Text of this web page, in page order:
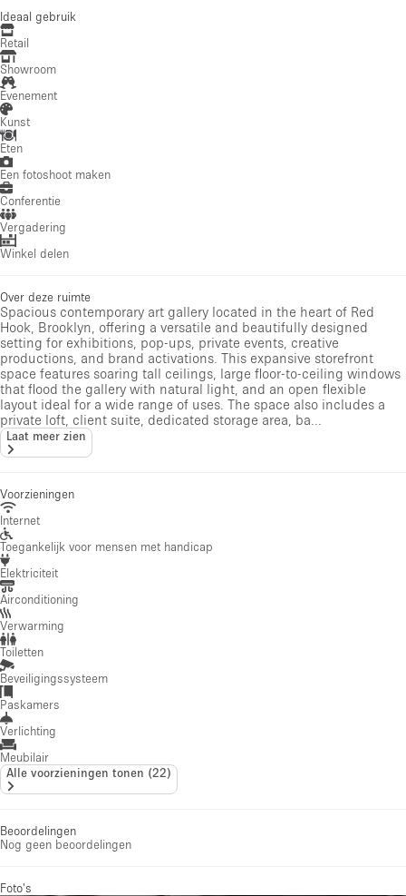
Ideaal gebruik
Retail
Showroom
Evenement
Kunst
Eten
Een fotoshoot maken
Conferentie
Vergadering
Winkel delen
Over deze ruimte
Spacious contemporary art gallery located in the heart of Red
Hook, Brooklyn, offering a versatile and beautifully designed
setting for exhibitions, pop-ups, private events, creative
productions, and brand activations. This expansive storefront
space features soaring tall ceilings, large floor-to-ceiling windows
that flood the gallery with natural light, and an open flexible
layout ideal for a wide range of uses. The space also includes a
private loft, client suite, dedicated storage area, ba...
Laat meer zien
Voorzieningen
Internet
Toegankelijk voor mensen met handicap
Elektriciteit
Airconditioning
Verwarming
Toiletten
Beveiligingssysteem
Paskamers
Verlichting
Meubilair
Alle voorzieningen tonen (22)
Beoordelingen
Nog geen beoordelingen
Foto's